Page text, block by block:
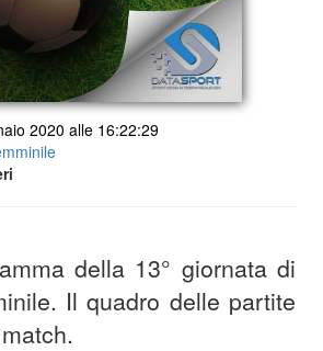
2020 alle 16:22:29
della 13° giornata di
Il quadro delle partite